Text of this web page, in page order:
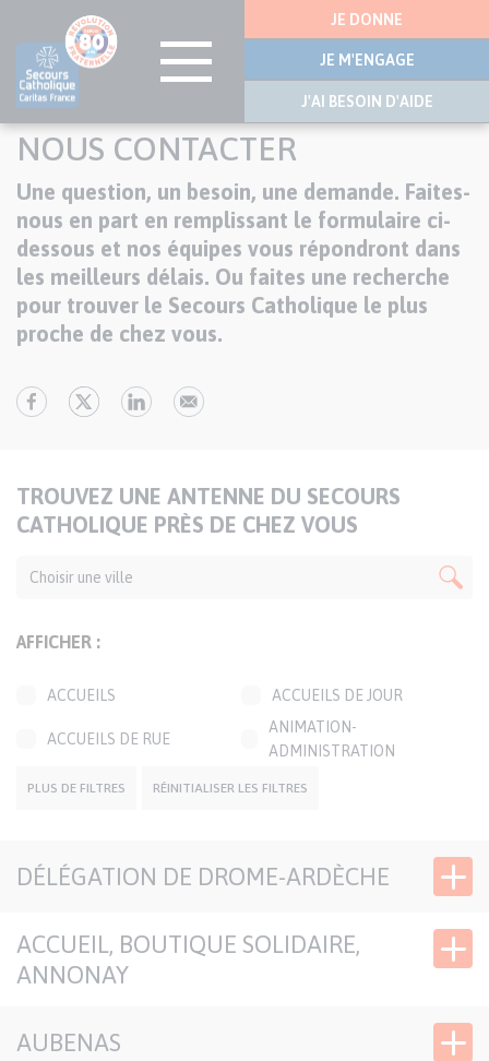
Aller
principal
latérale
JE DONNE
JE M'ENGAGE
J'AI BESOIN D'AIDE
NOUS CONTACTER
Texte
Une question, un besoin, une demande. Faites-
nous en part en remplissant le formulaire ci-
dessous et nos équipes vous répondront dans
les meilleurs délais. Ou faites une recherche
pour trouver le Secours Catholique le plus
proche de chez vous.
TITRE
DE
CARTE
TROUVEZ UNE ANTENNE DU SECOURS
CATHOLIQUE PRÈS DE CHEZ VOUS
AFFICHER :
ACCUEILS ACCUEILS DE JOUR
ACCUEILS DE RUE
ANIMATION-
ADMINISTRATION
BOUTIQUES SOLIDAIRES
CAFÉS SOLIDAIRES
GROUPES CONVIVIAUX
PERMANENCES LOCALES
PLUS DE FILTRES RÉINITIALISER LES FILTRES
DÉLÉGATION DE DROME-ARDÈCHE
ACCUEIL, BOUTIQUE SOLIDAIRE,
ANNONAY
AUBENAS